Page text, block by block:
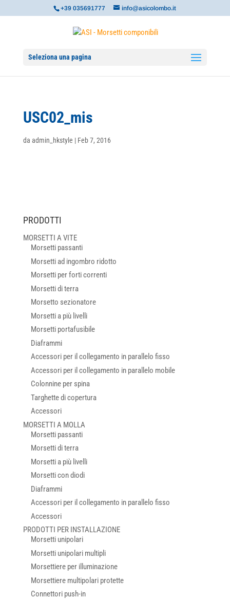
+39 035691777 info@asicolombo.it
Seleziona una pagina
USC02_mis
da admin_hkstyle | Feb 7, 2016
PRODOTTI
MORSETTI A VITE
Morsetti passanti
Morsetti ad ingombro ridotto
Morsetti per forti correnti
Morsetti di terra
Morsetto sezionatore
Morsetti a più livelli
Morsetti portafusibile
Diaframmi
Accessori per il collegamento in parallelo fisso
Accessori per il collegamento in parallelo mobile
Colonnine per spina
Targhette di copertura
Accessori
MORSETTI A MOLLA
Morsetti passanti
Morsetti di terra
Morsetti a più livelli
Morsetti con diodi
Diaframmi
Accessori per il collegamento in parallelo fisso
Accessori
PRODOTTI PER INSTALLAZIONE
Morsetti unipolari
Morsetti unipolari multipli
Morsettiere per illuminazione
Morsettiere multipolari protette
Connettori push-in